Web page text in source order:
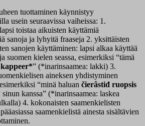
tuottaminen käynnistyy
usein seuraavissa vaiheissa: 1.
toistaa aikuisten käyttämiä
sanoja ja lyhyitä fraaseja 2. yksittäisten
sanojen käyttäminen: lapsi alkaa käyttää
suomen kielen seassa, esimerkiksi “tämä
kappeer*” (*inarinsaamea: lakki) 3.
aineksen yhdistyminen
“minä haluan čierâstiđ ruopsis
sinun kanssa” (*inarinsaamea: laskea
4. kokonaisten saamenkielisten
saamenkielistä ainesta sisältävien